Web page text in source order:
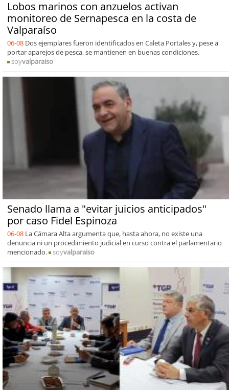
Lobos marinos con anzuelos activan
monitoreo de Sernapesca en la costa de
Valparaíso
06-08 Dos ejemplares fueron identificados en Caleta Portales y, pese a
portar aparejos de pesca, se mantienen en buenas condiciones.
soyvalparaiso
Senado llama a "evitar juicios anticipados"
por caso Fidel Espinoza
06-08 La Cámara Alta argumenta que, hasta ahora, no existe una
denuncia ni un procedimiento judicial en curso contra el parlamentario
mencionado.
soyvalparaiso